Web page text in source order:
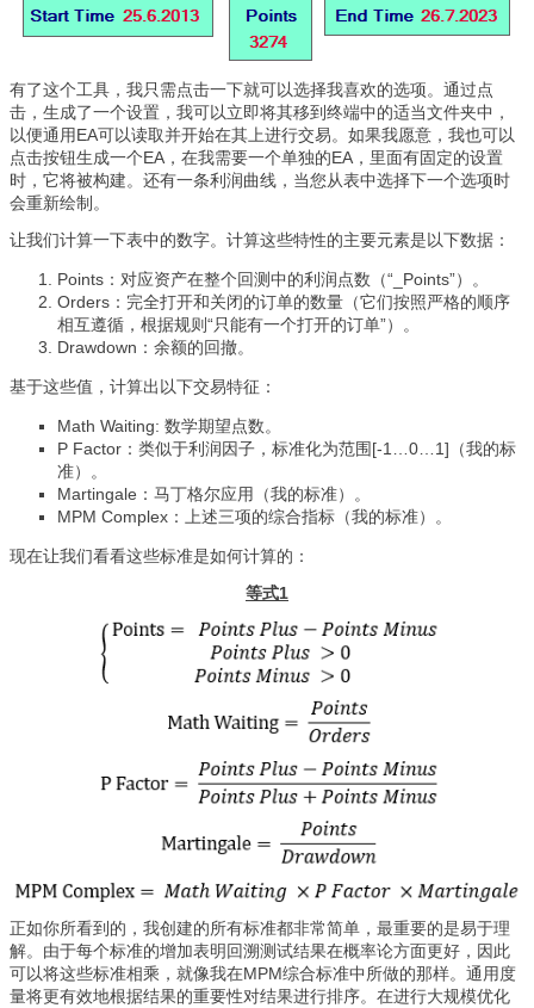
有了这个工具，我只需点击一下就可以选择我喜欢的选项。通过点
击，生成了一个设置，我可以立即将其移到终端中的适当文件夹中，
以便通用EA可以读取并开始在其上进行交易。如果我愿意，我也可以
点击按钮生成一个EA，在我需要一个单独的EA，里面有固定的设置
时，它将被构建。还有一条利润曲线，当您从表中选择下一个选项时
会重新绘制。
让我们计算一下表中的数字。计算这些特性的主要元素是以下数据：
Points：对应资产在整个回测中的利润点数（“_Points”）。
Orders：完全打开和关闭的订单的数量（它们按照严格的顺序
相互遵循，根据规则“只能有一个打开的订单”）。
Drawdown：余额的回撤。
基于这些值，计算出以下交易特征：
Math Waiting: 数学期望点数。
P Factor：类似于利润因子，标准化为范围[-1…0…1]（我的标
准）。
Martingale：马丁格尔应用（我的标准）。
MPM Complex：上述三项的综合指标（我的标准）。
现在让我们看看这些标准是如何计算的：
等式1
正如你所看到的，我创建的所有标准都非常简单，最重要的是易于理
解。由于每个标准的增加表明回溯测试结果在概率论方面更好，因此
可以将这些标准相乘，就像我在MPM综合标准中所做的那样。通用度
量将更有效地根据结果的重要性对结果进行排序。在进行大规模优化